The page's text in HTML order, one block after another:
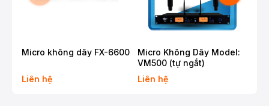
Micro không dây FX-6600
Liên hệ
Micro Không Dây Model:
VM500 (tự ngắt)
Liên hệ